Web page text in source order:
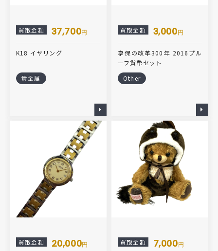
買取金額 37,700円
K18 イヤリング
貴金属
買取金額 3,000円
享保の改革300年 2016プル
ーフ貨幣セット
Other
買取金額 20,000円 買取金額 7,000円